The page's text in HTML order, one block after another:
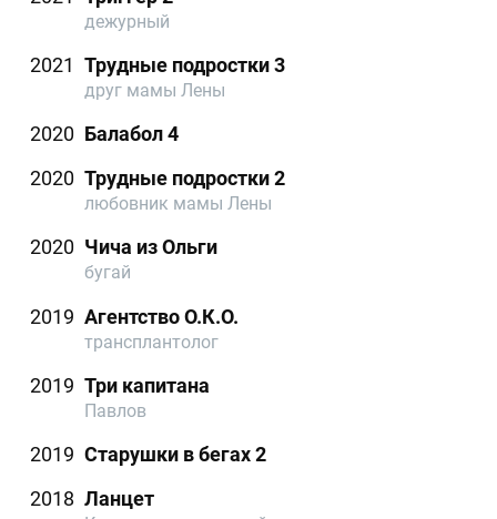
дежурный
2021 Трудные подростки 3
друг мамы Лены
2020 Балабол 4
2020 Трудные подростки 2
любовник мамы Лены
2020 Чича из Ольги
бугай
2019 Агентство О.К.О.
трансплантолог
2019 Три капитана
Павлов
2019 Старушки в бегах 2
2018 Ланцет